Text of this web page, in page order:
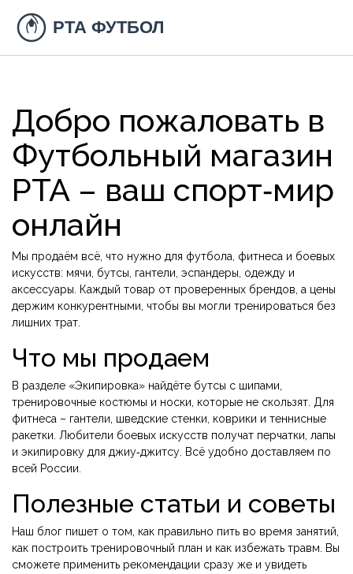
Добро пожаловать в
Футбольный магазин
РТА – ваш спорт‑мир
онлайн
Мы продаём всё, что нужно для футбола, фитнеса и боевых
искусств: мячи, бутсы, гантели, эспандеры, одежду и
аксессуары. Каждый товар от проверенных брендов, а цены
держим конкурентными, чтобы вы могли тренироваться без
лишних трат.
Что мы продаем
В разделе «Экипировка» найдёте бутсы с шипами,
тренировочные костюмы и носки, которые не скользят. Для
фитнеса – гантели, шведские стенки, коврики и теннисные
ракетки. Любители боевых искусств получат перчатки, лапы
и экипировку для джиу‑джитсу. Всё удобно доставляем по
всей России.
Полезные статьи и советы
Наш блог пишет о том, как правильно пить во время занятий,
как построить тренировочный план и как избежать травм. Вы
сможете применить рекомендации сразу же и увидеть